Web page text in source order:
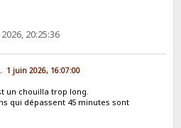
20:25:36
1 juin 2026, 16:07:00
un chouilla trop long.
qui dépassent 45 minutes sont